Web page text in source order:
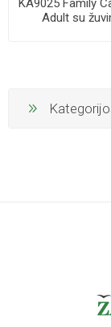
Adult su